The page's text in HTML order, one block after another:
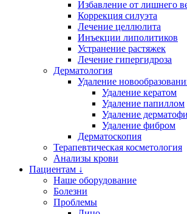
Избавление от лишнего
Коррекция силуэта
Лечение целлюлита
Инъекции липолитиков
Устранение растяжек
Лечение гипергидроза
Дерматология
Удаление
Удаление кератом
Удаление папиллом
Удаление
Удаление фибром
Дерматоскопия
Терапевтическая косметология
Анализы крови
Пациентам ↓
Наше оборудование
Болезни
Проблемы